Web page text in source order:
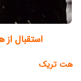
استقبال از
هت تریک